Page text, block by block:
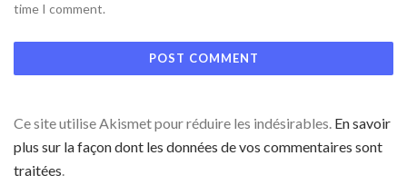
time I comment.
Ce site utilise Akismet pour réduire les indésirables. En savoir
plus sur la façon dont les données de vos commentaires sont
traitées.